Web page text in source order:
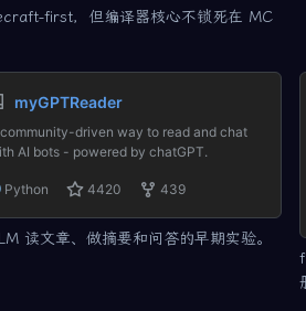
first，但编译器核心不锁死在 MC
myGPTReader
driven way to read and chat
AI bots - powered by chatGPT.
Python 4420 439
读文章、做摘要和问答的早期实验。